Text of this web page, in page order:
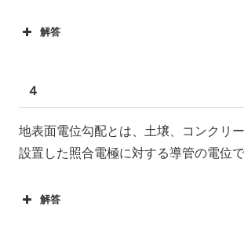
解答
４
地表面電位勾配とは、土壌、コンクリ
設置した照合電極に対する導管の電位で
解答